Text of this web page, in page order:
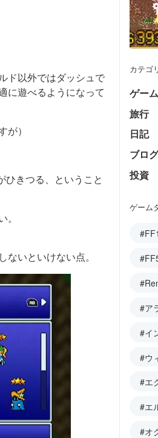
ド以外ではダッシュで
に遊べるようになって
）
ひきつる、ということ
いといけない点。
カテゴ
ゲーム
旅行
日記
ブロ
投資
ゲーム
#ア
#イ
#ウ
#エ
#エ
#オ